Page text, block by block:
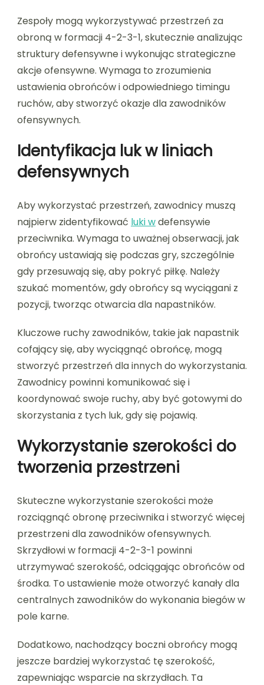
Zespoły mogą wykorzystywać przestrzeń za
obroną w formacji 4-2-3-1, skutecznie analizując
struktury defensywne i wykonując strategiczne
akcje ofensywne. Wymaga to zrozumienia
ustawienia obrońców i odpowiedniego timingu
ruchów, aby stworzyć okazje dla zawodników
ofensywnych.
Identyfikacja luk w liniach
defensywnych
Aby wykorzystać przestrzeń, zawodnicy muszą
najpierw zidentyfikować luki wdefensywie
przeciwnika. Wymaga to uważnej obserwacji, jak
obrońcy ustawiają się podczas gry, szczególnie
gdy przesuwają się, aby pokryć piłkę. Należy
szukać momentów, gdy obrońcy są wyciągani z
pozycji, tworząc otwarcia dla napastników.
Kluczowe ruchy zawodników, takie jak napastnik
cofający się, aby wyciągnąć obrońcę, mogą
stworzyć przestrzeń dla innych do wykorzystania.
Zawodnicy powinni komunikować się i
koordynować swoje ruchy, aby być gotowymi do
skorzystania z tych luk, gdy się pojawią.
Wykorzystanie szerokości do
tworzenia przestrzeni
Skuteczne wykorzystanie szerokości może
rozciągnąć obronę przeciwnika i stworzyć więcej
przestrzeni dla zawodników ofensywnych.
Skrzydłowi w formacji 4-2-3-1 powinni
utrzymywać szerokość, odciągając obrońców od
środka. To ustawienie może otworzyć kanały dla
centralnych zawodników do wykonania biegów w
pole karne.
Dodatkowo, nachodzący boczni obrońcy mogą
jeszcze bardziej wykorzystać tę szerokość,
zapewniając wsparcie na skrzydłach. Ta